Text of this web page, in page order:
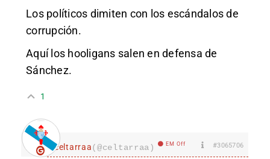
Los políticos dimiten con los escándalos de
corrupción.
Aquí los hooligans salen en defensa de
Sánchez.
1
celtarraa(@celtarraa) EM Off #3065706